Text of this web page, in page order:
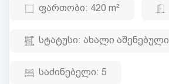
ფართობი: 420 m²
სტატუსი: ახალი აშენებული
საძინებელი: 5